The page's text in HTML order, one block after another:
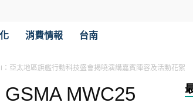
消費情報 台南
亞太地區旗艦行動科技盛會揭曉演講嘉賓陣容及活動花絮
MWC25